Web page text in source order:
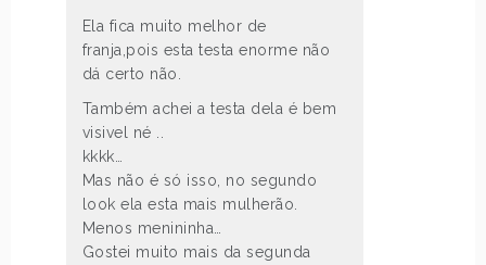
Ela fica muito melhor de
franja,pois esta testa enorme não
dá certo não.
Também achei a testa dela é bem
visivel né ..
kkkk…
Mas não é só isso, no segundo
look ela esta mais mulherão.
Menos menininha…
Gostei muito mais da segunda